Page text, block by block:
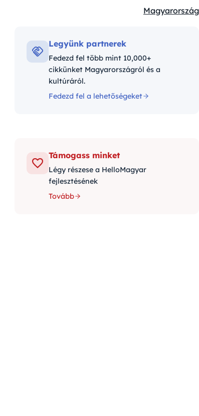
Kategóriák:
Magyarország
Legyünk partnerek
Fedezd fel több mint 10,000+
cikkünket Magyarországról és a
kultúráról.
Fedezd fel a lehetőségeket
Támogass minket
Légy részese a HelloMagyar
fejlesztésének
Tovább